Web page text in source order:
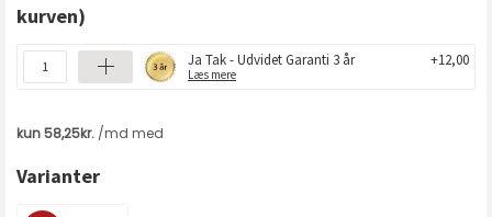
kurven)
Ja Tak - Udvidet Garanti 3 år
Læs mere
+12,00
Varianter